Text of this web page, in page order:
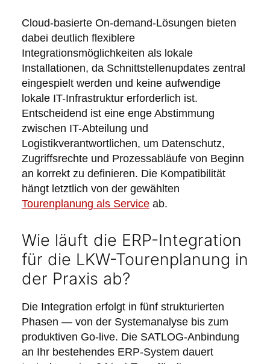
Cloud-basierte On-demand-Lösungen bieten
dabei deutlich flexiblere
Integrationsmöglichkeiten als lokale
Installationen, da Schnittstellenupdates zentral
eingespielt werden und keine aufwendige
lokale IT-Infrastruktur erforderlich ist.
Entscheidend ist eine enge Abstimmung
zwischen IT-Abteilung und
Logistikverantwortlichen, um Datenschutz,
Zugriffsrechte und Prozessabläufe von Beginn
an korrekt zu definieren. Die Kompatibilität
hängt letztlich von der gewählten
Tourenplanung als Serviceab.
Wie läuft die ERP-Integration
für die LKW-Tourenplanung in
der Praxis ab?
Die Integration erfolgt in fünf strukturierten
Phasen — von der Systemanalyse bis zum
produktiven Go-live. Die SATLOG-Anbindung
an Ihr bestehendes ERP-System dauert